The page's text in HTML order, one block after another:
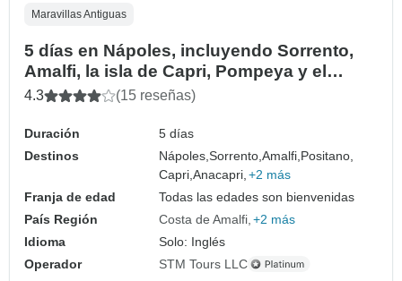
Maravillas Antiguas
5 días en Nápoles, incluyendo Sorrento,
Amalfi, la isla de Capri, Pompeya y el
Vesubio.
4.3 (15 reseñas)
Duración
5 días
Destinos
Nápoles,Sorrento,Amalfi, Positano,
Capri,Anacapri, +2 más
Franja de edad
Todas las edades son bienvenidas
País Región
Costa de Amalfi +2 más
Idioma
Solo: Inglés
Operador
STM Tours LLC